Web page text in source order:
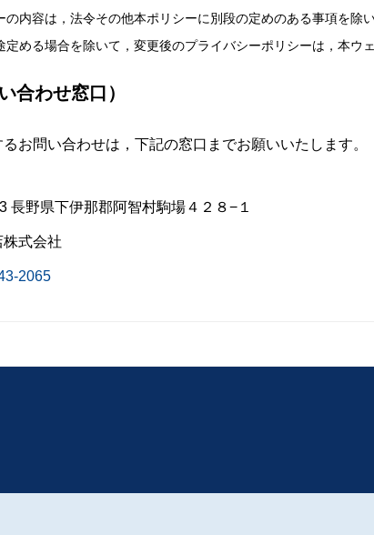
の内容は，法令その他本ポリシーに別段の定めのある事項を除
定める場合を除いて，変更後のプライバシーポリシーは，本ウ
合わせ窓口）
お問い合わせは，下記の窓口までお願いいたします。
長野県下伊那郡阿智村駒場４２８−１
式会社
2065